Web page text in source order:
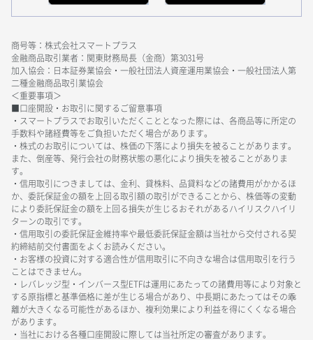
商号等：株式会社スマートプラス
金融商品取引業者：関東財務局長（金商）第3031号
加入協会：日本証券業協会・一般社団法人資産運用業協会・一般社団法人第
二種金融商品取引業協会
＜重要事項＞
■口座開設・お取引に関するご留意事項
・スマートプラスでお取引いただくこととなった際には、各商品等に所定の
手数料や諸経費等をご負担いただく場合があります。
・株式のお取引については、株価の下落により損失を被ることがあります。
また、倒産等、発行会社の財務状態の悪化により損失を被ることがありま
す。
・信用取引につきましては、金利、貸株料、品貸料などの諸費用がかかるほ
か、委託保証金の額を上回る取引額の取引ができることから、株価等の変動
により委託保証金の額を上回る損失が生じるおそれがあるハイリスクハイリ
ターンの取引です。
・信用取引の委託保証金維持率や最低委託保証金額は当社から交付される契
約締結前交付書面をよくお読みください。
・お客様の投資に対する適合性が信用取引に不向きな場合は信用取引を行う
ことはできません。
・レバレッジ型・インバース型ETFは運用にあたっての諸費用等により対象と
する原指標と基準価格に差が生じる場合があり、中長期にあたってはその乖
離が大きくなる可能性があるほか、複利効果により利益を得にくくなる場合
があります。
・当社における各種口座開設に際しては当社所定の審査があります。